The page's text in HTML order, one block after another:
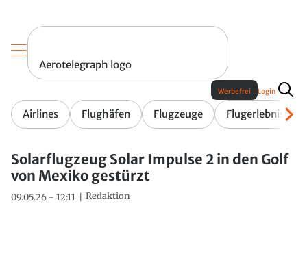
Aerotelegraph logo
Airlines Flughäfen Flugzeuge Flugerlebnis
Werbefrei Login
Solarflugzeug Solar Impulse 2 in den Golf
von Mexiko gestürzt
09.05.26 - 12:11 Redaktion